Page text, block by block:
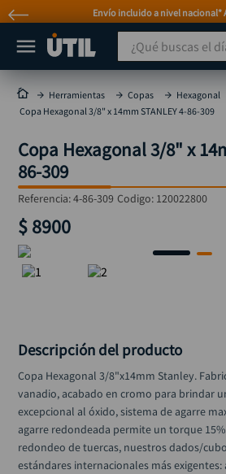
Envío incluido a nivel nacional*
¿Qué buscas el día
Herramientas Copas
Hexagonal
Copa Hexagonal 3/8" x 14mm STANLEY 4-86-309
Copa Hexagonal 3/8" x
86-309
Referencia:4-86-309 Codigo: 120022800
$8900
Descripción del producto
Copa Hexagonal 3/8"x14mm Stanley.
vanadio, acabado en cromo para brindar
excepcional al óxido, sistema de agarre
agarre redondeada permite un torque
redondeo de tuercas, nuestros dados/
estándares internacionales más exigentes:
MÁS BUSCADOS
taladro
taladros pulidoras
compresor
broca
sierra circular
hidrolavadora
taladro inalámbrico
rodachina